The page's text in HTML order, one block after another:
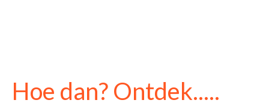
Hoe dan? Ontdek.....